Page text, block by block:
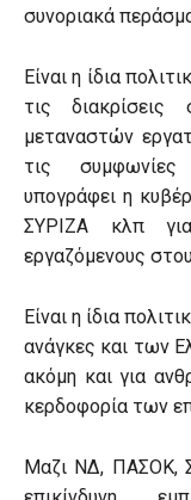
συνοριακά
Είναι η ίδια
τις
μεταναστών
τις συμφωνίες
υπογράφει η
ΣΥΡΙΖΑ κλπ
εργαζόμενους
Είναι η ίδια
ανάγκες και των
ακόμη και για
κερδοφορία των
Μαζι ΝΔ, ΠΑΣΟΚ,